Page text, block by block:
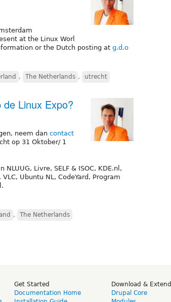
at the Linux Worl
or the Dutch posting at g.d.o
, The Netherlands , utrecht
Linux Expo?
neem dan contact
op 31 Oktober/ 1
Livre, SELF & ISOC, KDE.nl,
Ubuntu NL, CodeYard, Program
, The Netherlands
Get Started
Documentation Home
Download & Extend
Drupal Core